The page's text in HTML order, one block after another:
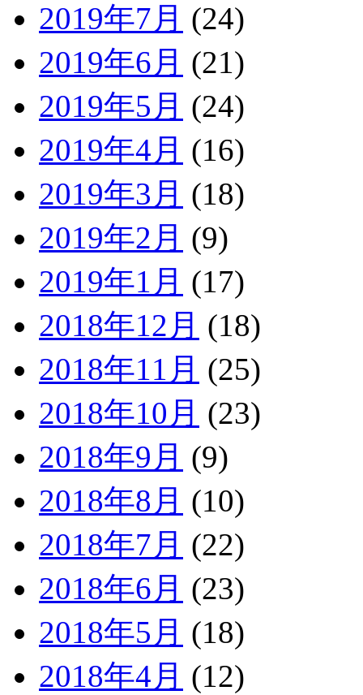
2019年7月 (24)
2019年6月 (21)
2019年5月 (24)
2019年4月 (16)
2019年3月 (18)
2019年2月 (9)
2019年1月 (17)
2018年12月 (18)
2018年11月 (25)
2018年10月 (23)
2018年9月 (9)
2018年8月 (10)
2018年7月 (22)
2018年6月 (23)
2018年5月 (18)
2018年4月 (12)